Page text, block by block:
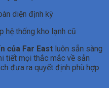
diện định kỳ
hệ thống kho lạnh cũ
của Far East luôn sẵn sàng
tiết mọi thắc mắc về sản
đưa ra quyết định phù hợp